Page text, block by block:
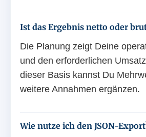
Ist das Ergebnis netto oder
Die Planung zeigt Deine
und den erforderlichen
dieser Basis kannst Du
weitere Annahmen ergänzen.
Wie nutze ich den JSON-